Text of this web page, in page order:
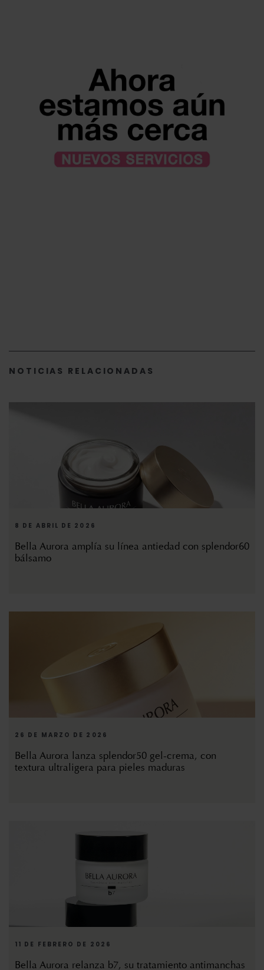
NOTICIAS RELACIONADAS
8 DE ABRIL DE 2026
Bella Aurora amplía su línea antiedad con splendor60
bálsamo
26 DE MARZO DE 2026
Bella Aurora lanza splendor50 gel-crema, con
textura ultraligera para pieles maduras
11 DE FEBRERO DE 2026
Bella Aurora relanza b7, su tratamiento antimanchas